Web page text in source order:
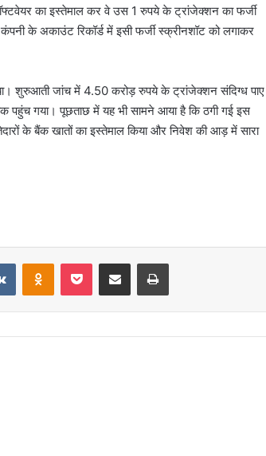
का इस्तेमाल कर वे उस 1 रुपये के ट्रांजेक्शन का फर्जी
के अकाउंट रिकॉर्ड में इसी फर्जी स्क्रीनशॉट को लगाकर
शुरुआती जांच में 4.50 करोड़ रुपये के ट्रांजेक्शन संदिग्ध पाए
गया। पूछताछ में यह भी सामने आया है कि ठगी गई इस
के बैंक खातों का इस्तेमाल किया और निवेश की आड़ में सारा